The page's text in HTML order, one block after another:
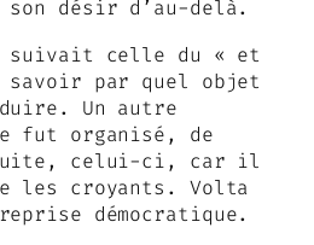
désir d’au-delà.
suivait celle du « et
par quel objet
Un autre
fut organisé, de
celui-ci, car il
les croyants. Volta
démocratique.